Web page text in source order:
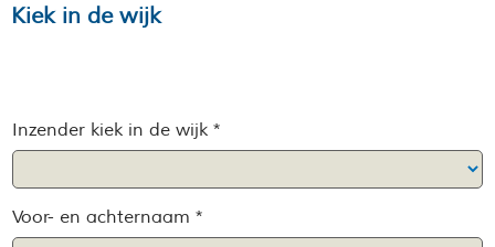
Kiek in de wijk
Inzender kiek in de wijk *
Voor- en achternaam *